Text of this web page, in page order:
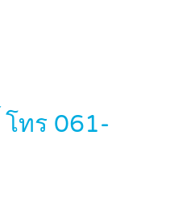
โทร 061-